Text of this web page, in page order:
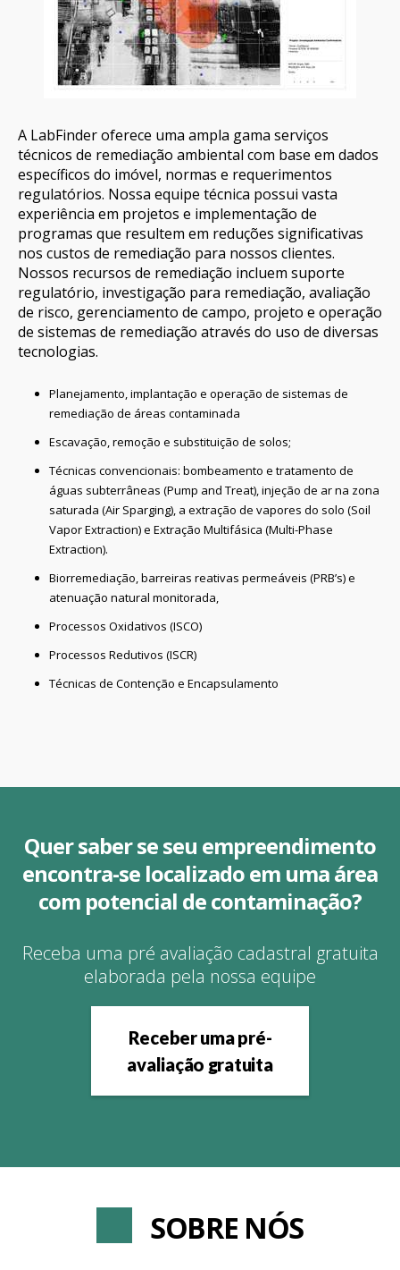
A LabFinder oferece uma ampla gama serviços
técnicos de remediação ambiental com base em dados
específicos do imóvel, normas e requerimentos
regulatórios. Nossa equipe técnica possui vasta
experiência em projetos e implementação de
programas que resultem em reduções significativas
nos custos de remediação para nossos clientes.
Nossos recursos de remediação incluem suporte
regulatório, investigação para remediação, avaliação
de risco, gerenciamento de campo, projeto e operação
de sistemas de remediação através do uso de diversas
tecnologias.
Planejamento, implantação e operação de sistemas de
remediação de áreas contaminada
Escavação, remoção e substituição de solos;
Técnicas convencionais: bombeamento e tratamento de
águas subterrâneas (Pump and Treat), injeção de ar na zona
saturada (Air Sparging), a extração de vapores do solo (Soil
Vapor Extraction) e Extração Multifásica (Multi-Phase
Extraction).
Biorremediação, barreiras reativas permeáveis (PRB’s) e
atenuação natural monitorada,
Processos Oxidativos (ISCO)
Processos Redutivos (ISCR)
Técnicas de Contenção e Encapsulamento
Quer saber se seu empreendimento
encontra-se localizado em uma área
com potencial de contaminação?
Receba uma pré avaliação cadastral gratuita
elaborada pela nossa equipe
Receber uma pré-
avaliação gratuita
SOBRE NÓS